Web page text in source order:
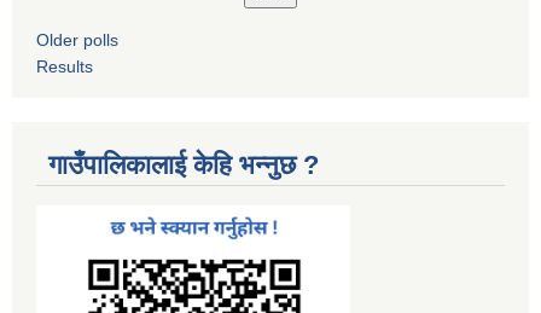
Older polls
Results
गाउँपालिकालाई केहि भन्नुछ ?